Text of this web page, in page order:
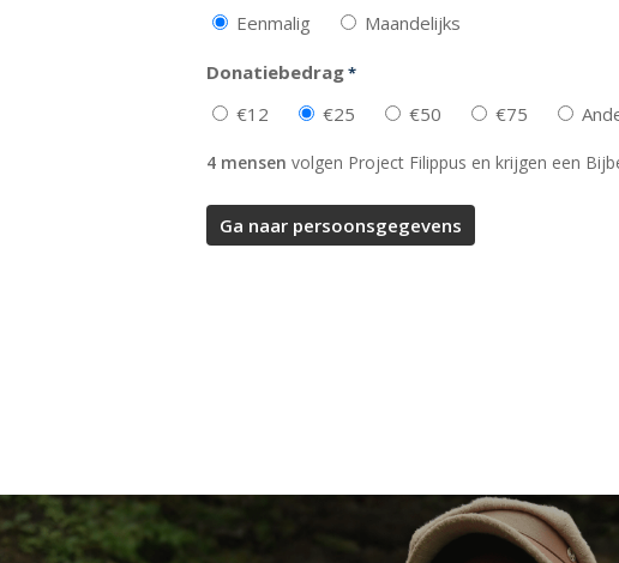
Eenmalig Maandelijks
Donatiebedrag*
€12 €25 €50 €75
4 mensen volgen Project Filippus en krijgen een